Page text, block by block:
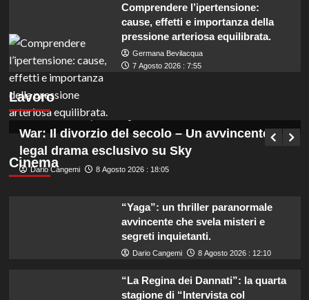
Comprendere l’ipertensione:
cause, effetti e importanza della
pressione arteriosa equilibrata.
Germana Bevilacqua
7 Agosto 2026 : 7:55
Lavoro
Milano assume 16 istruttori direttivi:
opportunità per laureati, anche triennali, nei
servizi tecnici.
Germana Bevilacqua
Cinema
War: Il divorzio del secolo – Un avvincente
legal drama esclusivo su Sky
Dario Cangemi 8 Agosto 2026 : 18:05
“Yaga”: un thriller paranormale
avvincente che svela misteri e
segreti inquietanti.
Dario Cangemi 8 Agosto 2026 : 12:10
“La Regina dei Dannati”: la quarta
stagione di “Intervista col